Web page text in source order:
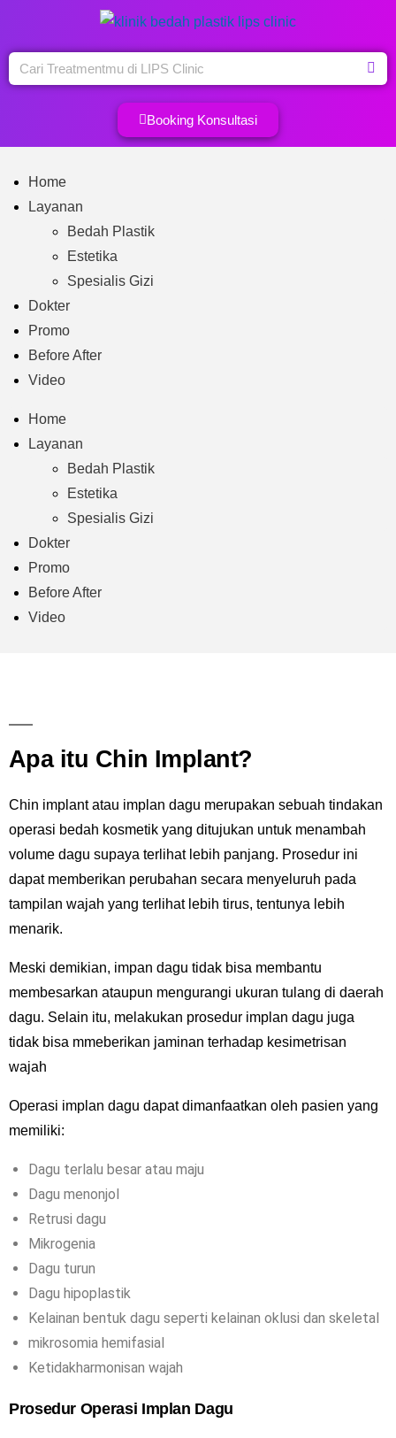
Booking Konsultasi
Home
Layanan
Bedah Plastik
Estetika
Spesialis Gizi
Dokter
Promo
Before After
Video
Home
Layanan
Bedah Plastik
Estetika
Spesialis Gizi
Dokter
Promo
Before After
Video
Apa itu Chin Implant?
Chin implant atau implan dagu merupakan sebuah tindakan
operasi bedah kosmetik yang ditujukan untuk menambah
volume dagu supaya terlihat lebih panjang. Prosedur ini
dapat memberikan perubahan secara menyeluruh pada
tampilan wajah yang terlihat lebih tirus, tentunya lebih
menarik.
Meski demikian, impan dagu tidak bisa membantu
membesarkan ataupun mengurangi ukuran tulang di daerah
dagu. Selain itu, melakukan prosedur implan dagu juga
tidak bisa mmeberikan jaminan terhadap kesimetrisan
wajah
Operasi implan dagu dapat dimanfaatkan oleh pasien yang
memiliki:
Dagu terlalu besar atau maju
Dagu menonjol
Retrusi dagu
Mikrogenia
Dagu turun
Dagu hipoplastik
Kelainan bentuk dagu seperti kelainan oklusi dan skeletal
mikrosomia hemifasial
Ketidakharmonisan wajah
Prosedur Operasi Implan Dagu